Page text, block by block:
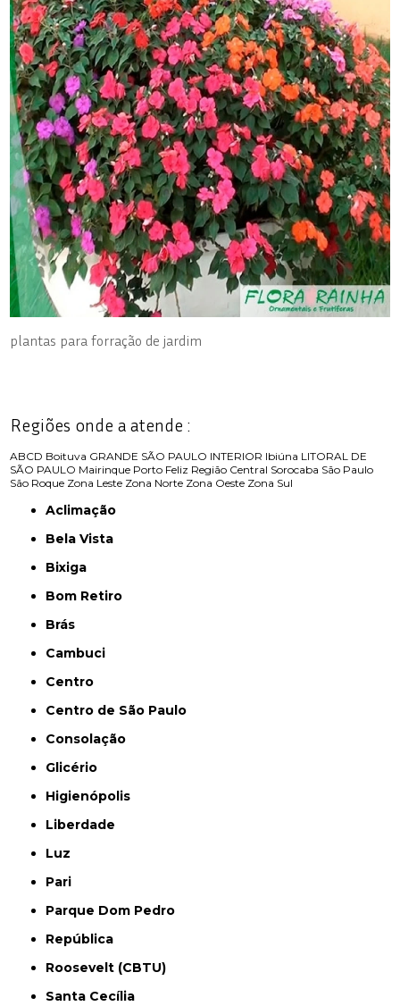
plantas para forração de jardim
Regiões onde a atende :
ABCD Boituva GRANDE SÃO PAULO INTERIOR Ibiúna LITORAL DE
SÃO PAULO Mairinque Porto Feliz Região Central Sorocaba São Paulo
São Roque Zona Leste Zona Norte Zona Oeste Zona Sul
Aclimação
Bela Vista
Bixiga
Bom Retiro
Brás
Cambuci
Centro
Centro de São Paulo
Consolação
Glicério
Higienópolis
Liberdade
Luz
Pari
Parque Dom Pedro
República
Roosevelt (CBTU)
Santa Cecília